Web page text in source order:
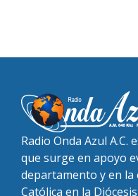
Radio Onda Azul A.C.
que surge en apoyo
departamento y en la
Católica en la